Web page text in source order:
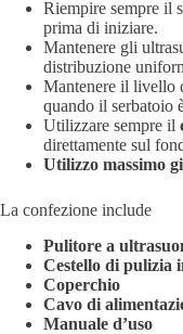
Riempire sempre il
prima di iniziare.
Mantenere gli
distribuzione
Mantenere il livello
quando il serbatoio
Utilizzare sempre il
direttamente sul
Utilizzo massimo
La confezione include
Pulitore a
Cestello di pulizia
Coperchio
Cavo di
Manuale d’uso